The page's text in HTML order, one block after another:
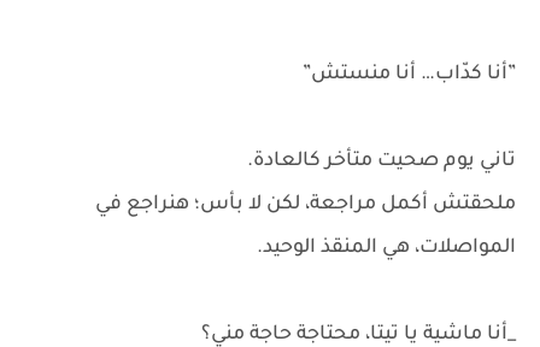
”أنا كدّاب… أنا منستش”
تاني يوم صحيت متأخر كالعادة.
ملحقتش أكمل مراجعة، لكن لا بأس؛ هنراجع في
المواصلات، هي المنقذ الوحيد.
_أنا ماشية يا تيتا، محتاجة حاجة مني؟